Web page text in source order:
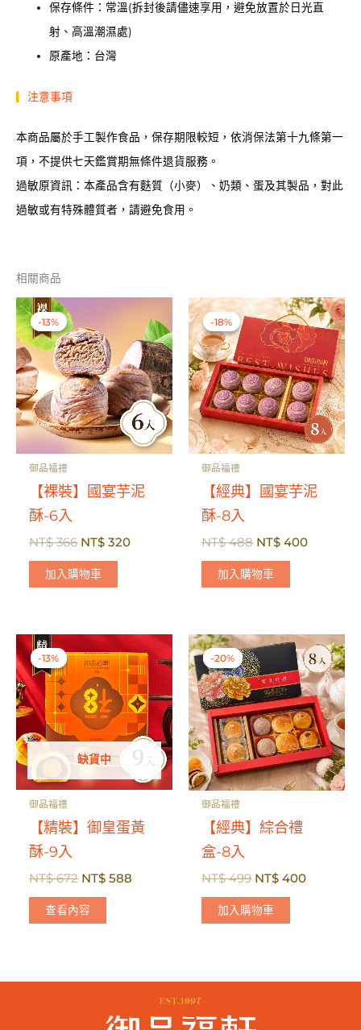
保存條件：常溫(拆封後請儘速享用，避免放置於日光直
射、高溫潮濕處)
原產地：台灣
注意事項
本商品屬於手工製作食品，保存期限較短，依消保法第十九條第一
項，不提供七天鑑賞期無條件退貨服務。
過敏原資訊：本產品含有麩質（小麥）、奶類、蛋及其製品，對此
過敏或有特殊體質者，請避免食用。
相關商品
-13%
-13%
御品福禮
【裸裝】國宴芋泥
酥-6入
NT$366 原
價
格：
NT$ 320目
加入購物車
-18%
-18%
御品福禮
【經典】國宴芋泥
酥-8入
NT$488 原
價
格：
NT$ 400目
加入購物車
-13%
缺貨中
-13%
御品福禮
【精裝】御皇蛋黃
酥-9入
NT$672 原
價
格：
NT$ 588
查看內容
-20%
-20%
御品福禮
【經典】綜合禮
盒-8入
NT$499 原
價
格：
NT$ 400目
加入購物車